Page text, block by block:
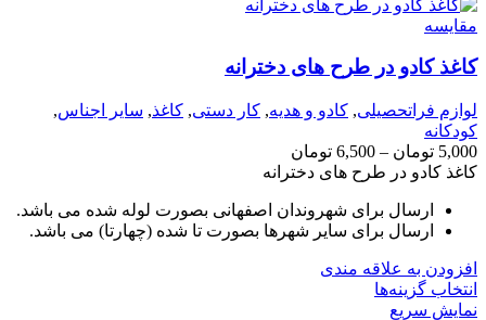
مقايسه
کاغذ کادو در طرح های دخترانه
لوازم فراتحصیلی, کادو و هدیه, کار دستی, کاغذ, سایر اجناس,
کودکانه
5,000 تومان –
6,500 تومان
کاغذ کادو در طرح های دخترانه
ارسال برای شهروندان اصفهانی بصورت لوله شده می باشد.
ارسال برای سایر شهرها بصورت تا شده (چهارتا) می باشد.
افزودن به علاقه مندی
انتخاب گزینه‌ها
نمایش سریع